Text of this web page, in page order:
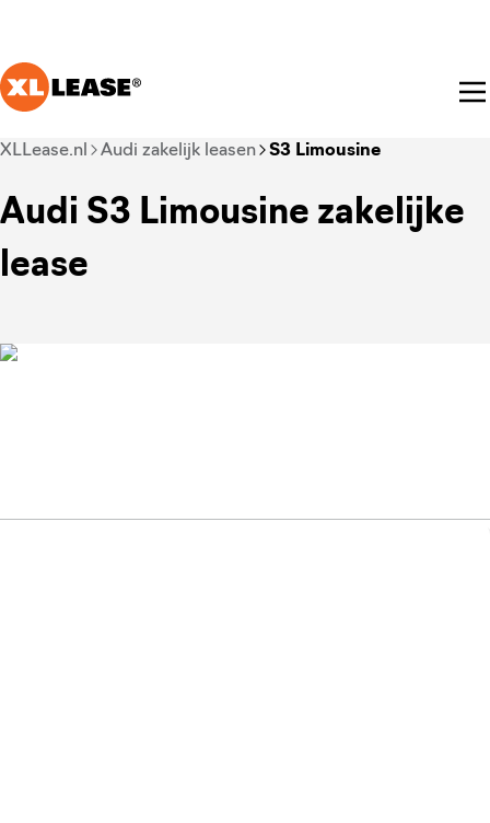
Je bent nu voorbij het hoofdmenu
XLLease.nl Audi zakelijk leasen S3 Limousine
Audi S3 Limousine zakelijke
lease